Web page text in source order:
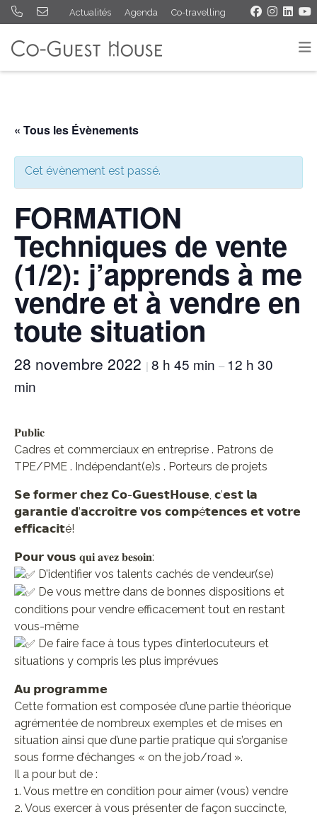
Actualités Agenda Co-travelling
« Tous les Évènements
Cet évènement est passé.
FORMATION
Techniques de vente
(1/2): j’apprends à me
vendre et à vendre en
toute situation
28 novembre 2022 | 8 h 45 min – 12 h 30
min
𝐏𝐮𝐛𝐥𝐢𝐜
Cadres et commerciaux en entreprise . Patrons de
TPE/PME . Indépendant(e)s . Porteurs de projets
𝗦𝗲 𝗳𝗼𝗿𝗺𝗲𝗿 𝗰𝗵𝗲𝘇 𝗖𝗼-𝗚𝘂𝗲𝘀𝘁𝗛𝗼𝘂𝘀𝗲, 𝗰’𝗲𝘀𝘁 𝗹𝗮
𝗴𝗮𝗿𝗮𝗻𝘁𝗶𝗲 𝗱’𝗮𝗰𝗰𝗿𝗼𝗶𝘁𝗿𝗲 𝘃𝗼𝘀 𝗰𝗼𝗺𝗽é𝘁𝗲𝗻𝗰𝗲𝘀 𝗲𝘁 𝘃𝗼𝘁𝗿𝗲
𝗲𝗳𝗳𝗶𝗰𝗮𝗰𝗶𝘁é!
𝗣𝗼𝘂𝗿 𝘃𝗼𝘂𝘀 𝐪𝐮𝐢 𝐚𝐯𝐞𝐳 𝐛𝐞𝐬𝐨𝐢𝐧:
D’identifier vos talents cachés de vendeur(se)
De vous mettre dans de bonnes dispositions et
conditions pour vendre efficacement tout en restant
vous-même
De faire face à tous types d’interlocuteurs et
situations y compris les plus imprévues
𝗔𝘂 𝗽𝗿𝗼𝗴𝗿𝗮𝗺𝗺𝗲
Cette formation est composée d’une partie théorique
agrémentée de nombreux exemples et de mises en
situation ainsi que d’une partie pratique qui s’organise
sous forme d’échanges « on the job/road ».
Il a pour but de :
1. Vous mettre en condition pour aimer (vous) vendre
2. Vous exercer à vous présenter de façon succincte,